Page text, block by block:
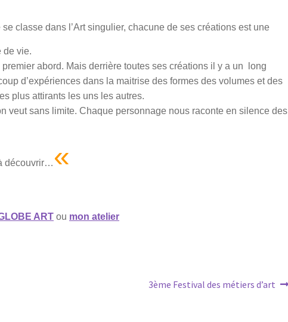
classe dans l’Art singulier, chacune de ses créations est une
de vie.
abord. Mais derrière toutes ses créations il y a un long
d’expériences dans la maitrise des formes des volumes et des
plus attirants les uns les autres.
veut sans limite. Chaque personnage nous raconte en silence des
découvrir… «
ART ou mon atelier
Article
3ème Festival des métiers d’art